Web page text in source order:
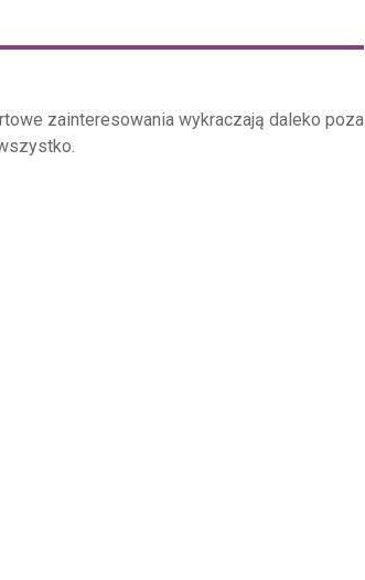
zainteresowania wykraczają daleko poza